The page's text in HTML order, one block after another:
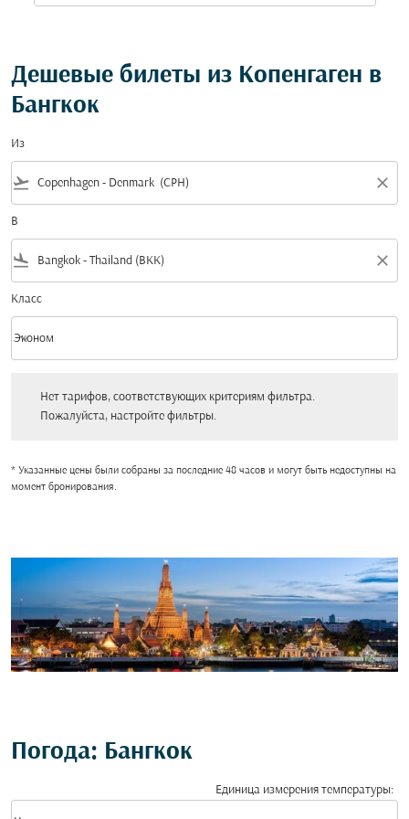
Дешевые билеты из Копенгаген в
Бангкок
Из
flight_takeoff close
В
flight_land close
Класс
Класс option Эконом Selected
Эконом
keyboard_arrow_down
Нет тарифов, соответствующих критериям фильтра.
Пожалуйста, настройте фильтры.
* Указанные цены были собраны за последние 48 часов и могут быть недоступны на
момент бронирования.
Погода: Бангкок
Единица измерения температуры: